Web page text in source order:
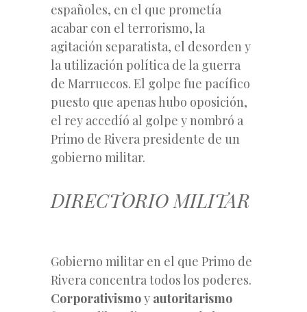
españoles, en el que prometía
acabar con el terrorismo, la
agitación separatista, el desorden y
la utilización política de la guerra
de Marruecos. El golpe fue pacífico
puesto que apenas hubo oposición,
el rey accedíó al golpe y nombró a
Primo de Rivera presidente de un
gobierno militar.
DIRECTORIO MILITAR
Gobierno militar en el que Primo de
Rivera concentra todos los poderes.
Corporativismoy autoritarismo